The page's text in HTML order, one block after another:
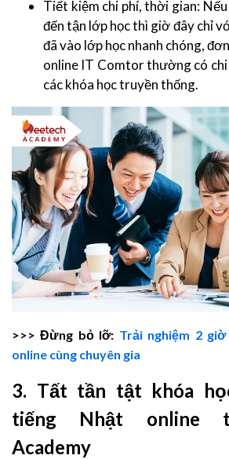
Tiết kiệm chi phí, thời gian:
đến tận lớp học thì giờ đây chỉ
đã vào lớp học nhanh chóng,
online IT Comtor thường có
các khóa học truyền thống.
>>> Đừng bỏ lỡ: Trải nghiệm 2
online cùng chuyên gia
3. Tất tần tật khóa
tiếng Nhật online
Academy